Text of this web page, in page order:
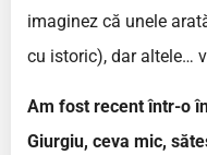
imaginez că unele
cu istoric), dar altele…
Am fost recent într-o
Giurgiu, ceva mic,